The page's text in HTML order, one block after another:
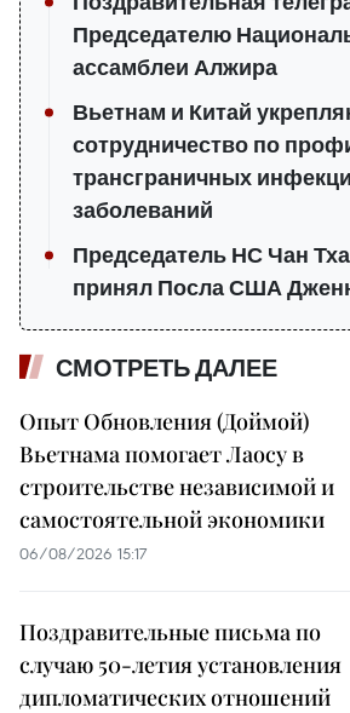
Председателю
ассамблеи Алжира
Вьетнам и Китай
сотрудничество по
трансграничных
заболеваний
Председатель НС Чан
принял Посла США
СМОТРЕТЬ ДАЛЕЕ
Опыт Обновления (Доймой)
Вьетнама помогает Лаосу в
строительстве независимой и
самостоятельной экономики
06/08/2026 15:17
Поздравительные письма по
случаю 50-летия установления
дипломатических отношений